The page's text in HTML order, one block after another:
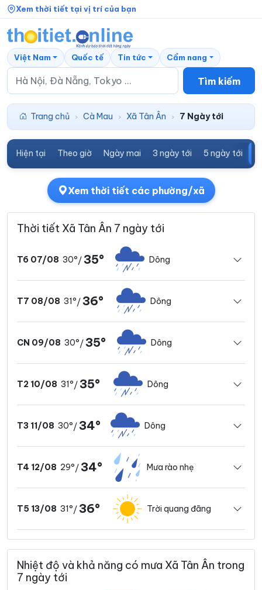
Xem thời tiết tại vị trí của bạn
Tìm kiếm
Việt Nam Quốc tế Tin tức Cẩm nang
Trang chủ › Cà Mau › Xã Tân Ân › 7 Ngày tới
Hiện tại Theo giờ Ngày mai 3 ngày tới 5 ngày tới
Xem thời tiết các phường/xã
Thời tiết Xã Tân Ân 7 ngày tới
T6 07/08 30°/ 35° Dông
T7 08/08 31°/ 36° Dông
CN 09/08 30°/ 35° Dông
T2 10/08 31°/ 35° Dông
T3 11/08 30°/ 34° Dông
T4 12/08 29°/ 34° Mưa rào nhẹ
T5 13/08 31°/ 36° Trời quang đãng
Nhiệt độ và khả năng có mưa Xã Tân Ân trong
7 ngày tới